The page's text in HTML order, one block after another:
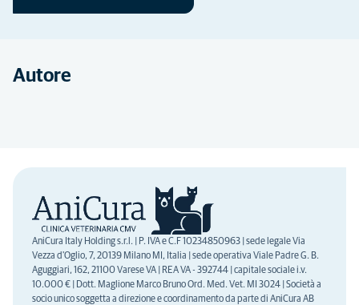
Autore
AniCura Italy Holding s.r.l. | P. IVA e C.F 10234850963 | sede legale Via
Vezza d'Oglio, 7, 20139 Milano MI, Italia | sede operativa Viale Padre G. B.
Aguggiari, 162, 21100 Varese VA | REA VA - 392744 | capitale sociale i.v.
10.000 € | Dott. Maglione Marco Bruno Ord. Med. Vet. MI 3024 | Società a
socio unico soggetta a direzione e coordinamento da parte di AniCura AB